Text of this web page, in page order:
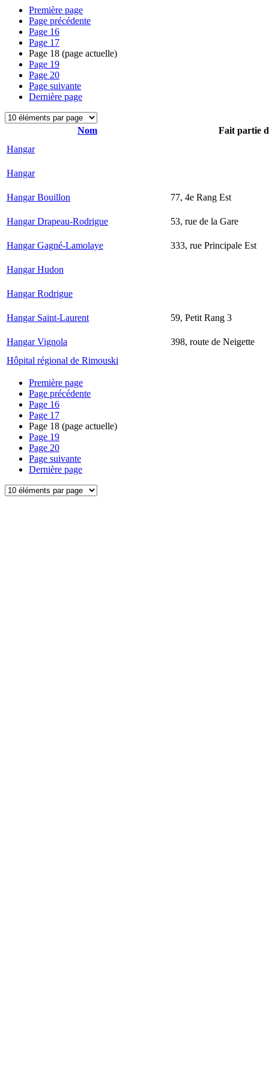
Première page
Page précédente
Page 16
Page 17
Page 18 (page actuelle)
Page 19
Page 20
Page suivante
Dernière page
Nom
Fait partie
Hangar
Hangar
Hangar Bouillon 77, 4e Rang Est
Hangar Drapeau-Rodrigue 53, rue de la Gare
Hangar Gagné-Lamolaye 333, rue Principale Est
Hangar Hudon
Hangar Rodrigue
Hangar Saint-Laurent 59, Petit Rang 3
Hangar Vignola
398, route de Neigette
Hôpital régional de Rimouski
Première page
Page précédente
Page 16
Page 17
Page 18 (page actuelle)
Page 19
Page 20
Page suivante
Dernière page